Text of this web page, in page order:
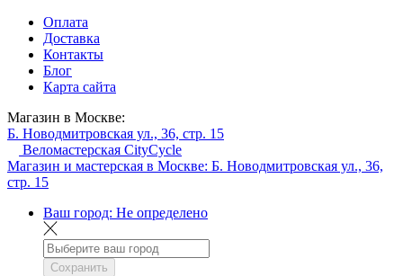
Оплата
Доставка
Контакты
Блог
Карта сайта
Магазин в Москве:
Б. Новодмитровская ул., 36, стр. 15
Веломастерская CityCycle
Магазин и мастерская в Москве: Б. Новодмитровская ул., 36,
стр. 15
Ваш город: Не определено
Сохранить